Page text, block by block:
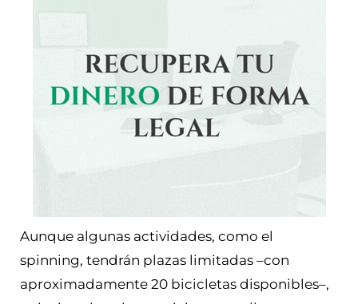
Aunque algunas actividades, como el
spinning, tendrán plazas limitadas –con
aproximadamente 20 bicicletas disponibles–,